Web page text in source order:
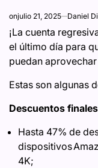
onjulio 21, 2025 Daniel
¡La cuenta
el último día para
puedan
Estas son algunas
Descuentos
Hasta 47% de
dispositivos
4K;